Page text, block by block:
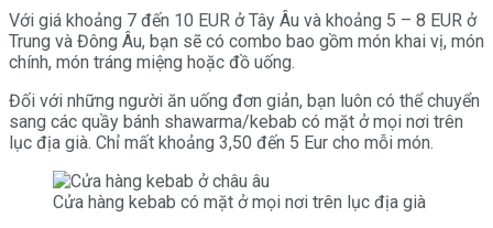
Với giá khoảng 7 đến 10 EUR ở Tây Âu và khoảng 5 – 8 EUR ở
Trung và Đông Âu, bạn sẽ có combo bao gồm món khai vị, món
chính, món tráng miệng hoặc đồ uống.
Đối với những người ăn uống đơn giản, bạn luôn có thể chuyển
sang các quầy bánh shawarma/kebab có mặt ở mọi nơi trên
lục địa già. Chỉ mất khoảng 3,50 đến 5 Eur cho mỗi món.
Cửa hàng kebab có mặt ở mọi nơi trên lục địa già